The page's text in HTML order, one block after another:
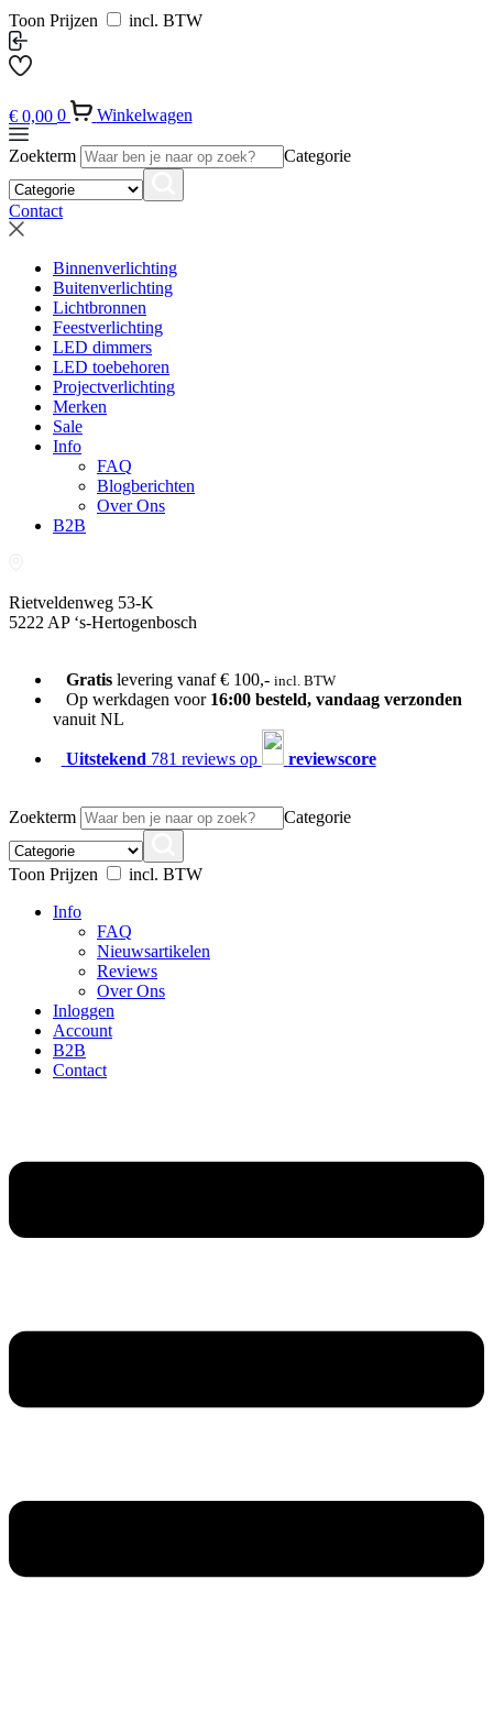
Toon Prijzen incl. BTW
€ 0,00 0 Winkelwagen
Zoekterm Categorie
Contact
Binnenverlichting
Buitenverlichting
Lichtbronnen
Feestverlichting
LED dimmers
LED toebehoren
Projectverlichting
Merken
Sale
Info
FAQ
Blogberichten
Over Ons
B2B
Rietveldenweg 53-K
5222 AP ‘s-Hertogenbosch
Gratislevering vanaf € 100,- incl. BTW
Op werkdagen voor 16:00 besteld, vandaag verzonden
vanuit NL
Uitstekend 781 reviews op reviewscore
Zoekterm Categorie
Toon Prijzen
incl. BTW
Info
FAQ
Nieuwsartikelen
Reviews
Over Ons
Inloggen
Account
B2B
Contact